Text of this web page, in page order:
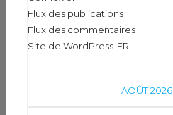
Flux des publications
Flux des commentaires
Site de WordPress-FR
AOÛT 2026